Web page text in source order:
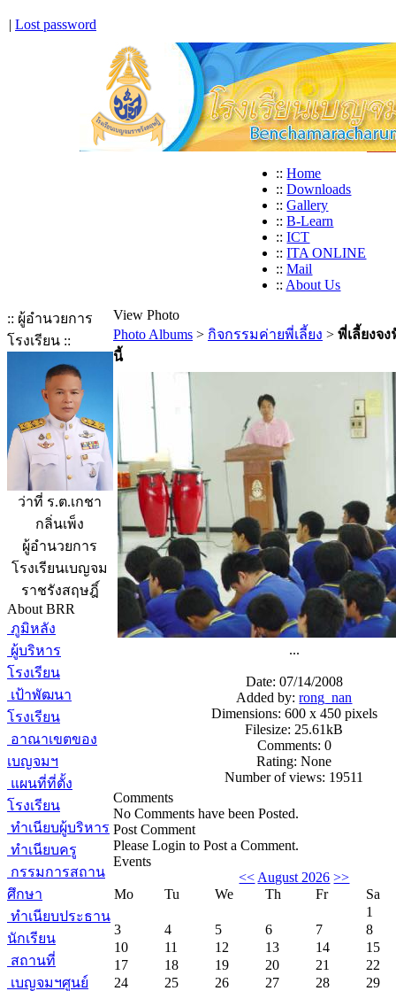
| Lost password
:: Home
:: Downloads
:: Gallery
:: B-Learn
:: ICT
:: ITA ONLINE
:: Mail
:: About Us
:: ผู้อำนวยการ
โรงเรียน ::
ว่าที่ ร.ต.เกชา
กลิ่นเพ็ง
ผู้อำนวยการ
โรงเรียนเบญจม
ราชรังสฤษฎิ์
About BRR
ภูมิหลัง
ผู้บริหาร
โรงเรียน
เป้าพัฒนา
โรงเรียน
อาณาเขตของ
เบญจมฯ
แผนที่ที่ตั้ง
โรงเรียน
ทำเนียบผู้บริหาร
ทำเนียบครู
กรรมการสถาน
ศึกษา
ทำเนียบประธาน
นักเรียน
สถานที่
เบญจมฯศูนย์
View Photo
Photo Albums > กิจกรรมค่ายพี่เลี้ยง > พี่เลี้ยงจง
นี้
...
Date: 07/14/2008
Added by:rong_nan
Dimensions: 600 x 450 pixels
Filesize: 25.61kB
Comments: 0
Rating: None
Number of views: 19511
Comments
No Comments have been Posted.
Post Comment
Please Login to Post a Comment.
Events
<< August 2026 >>
Mo
Tu We Th Fr
Sa
1
3
4 5 6 7
8
10
11 12 13 14
15
17
18 19 20 21
22
24
25 26 27 28
29